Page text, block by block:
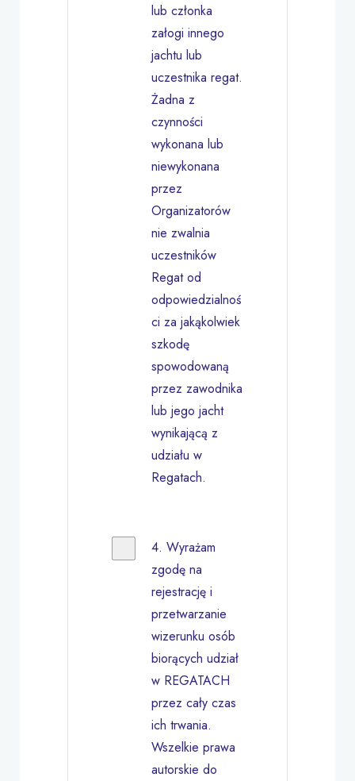
lub członka
załogi innego
jachtu lub
uczestnika regat.
Żadna z
czynności
wykonana lub
niewykonana
przez
Organizatorów
nie zwalnia
uczestników
Regat od
odpowiedzialnoś
ci za jakąkolwiek
szkodę
spowodowaną
przez zawodnika
lub jego jacht
wynikającą z
udziału w
Regatach.
4. Wyrażam
zgodę na
rejestrację i
przetwarzanie
wizerunku osób
biorących udział
w REGATACH
przez cały czas
ich trwania.
Wszelkie prawa
autorskie do